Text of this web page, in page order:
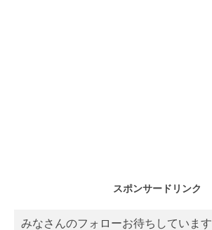
スポンサードリンク
みなさんのフォローお待ちしています